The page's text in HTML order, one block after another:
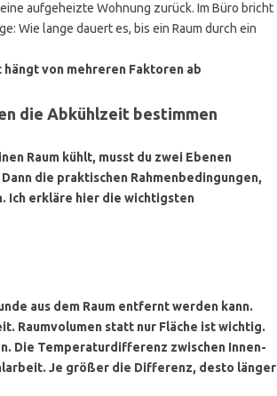
aufgeheizte Wohnung zurück. Im Büro bricht
Wie lange dauert es, bis ein Raum durch ein
von mehreren Faktoren ab
die Abkühlzeit bestimmen
Raum kühlt, musst du zwei Ebenen
die praktischen Rahmenbedingungen,
Ich erkläre hier die wichtigsten
aus dem Raum entfernt werden kann.
Raumvolumenstatt nur Fläche ist wichtig.
Die Temperaturdifferenz zwischen Innen-
Je größer die Differenz, desto länger